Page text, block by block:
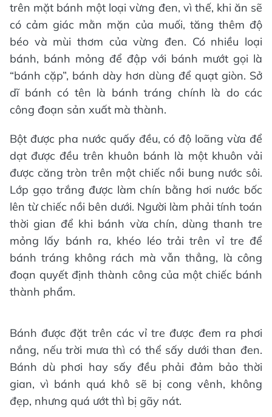
trên mặt bánh một loại vừng đen, vì thế, khi ăn sẽ
có cảm giác mằn mặn của muối, tăng thêm độ
béo và mùi thơm của vừng đen. Có nhiều loại
bánh, bánh mỏng để đập với bánh mướt gọi là
“bánh cặp”, bánh dày hơn dùng để quạt giòn. Sở
dĩ bánh có tên là bánh tráng chính là do các
công đoạn sản xuất mà thành.
Bột được pha nước quấy đều, có độ loãng vừa để
dạt được đều trên khuôn bánh là một khuôn vải
được căng tròn trên một chiếc nồi bung nước sôi.
Lớp gạo trắng được làm chín bằng hơi nước bốc
lên từ chiếc nồi bên dưới. Người làm phải tính toán
thời gian để khi bánh vừa chín, dùng thanh tre
mỏng lấy bánh ra, khéo léo trải trên vỉ tre để
bánh tráng không rách mà vẫn thẳng, là công
đoạn quyết định thành công của một chiếc bánh
thành phẩm.
Bánh được đặt trên các vỉ tre được đem ra phơi
nắng, nếu trời mưa thì có thể sấy dưới than đen.
Bánh dù phơi hay sấy đều phải đảm bảo thời
gian, vì bánh quá khô sẽ bị cong vênh, không
đẹp, nhưng quá ướt thì bị gãy nát.